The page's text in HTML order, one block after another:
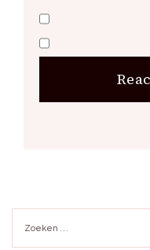
naar: